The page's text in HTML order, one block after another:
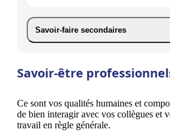
Savoir-faire secondaires
Savoir-être
Ce sont vos qualités humaines et
de bien interagir avec vos collègues et
travail en règle générale.